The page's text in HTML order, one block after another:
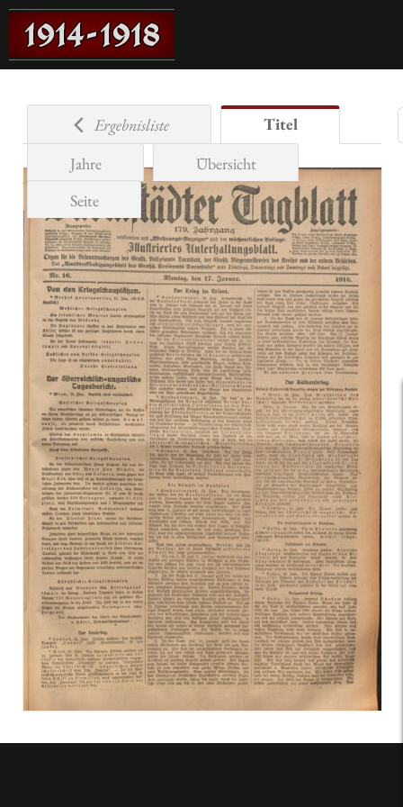
Ergebnisliste
Titel
Jahre
Übersicht
Seite